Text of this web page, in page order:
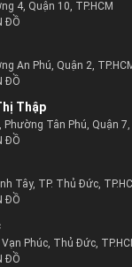
4, Quận 10, TP.HCM
ĐỒ
An Phú, Quận 2,
ĐỒ
Thập
Tân Phú, Quận 7,
ĐỒ
Tây, TP. Thủ Đức,
ĐỒ
Phúc, Thủ Đức,
ĐỒ